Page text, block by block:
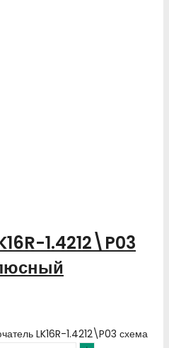
1.4212\P03
LK16R-1.4212\P03 схема